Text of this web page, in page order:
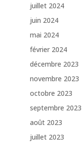
juillet 2024
juin 2024
mai 2024
février 2024
décembre 2023
novembre 2023
octobre 2023
septembre 2023
août 2023
juillet 2023